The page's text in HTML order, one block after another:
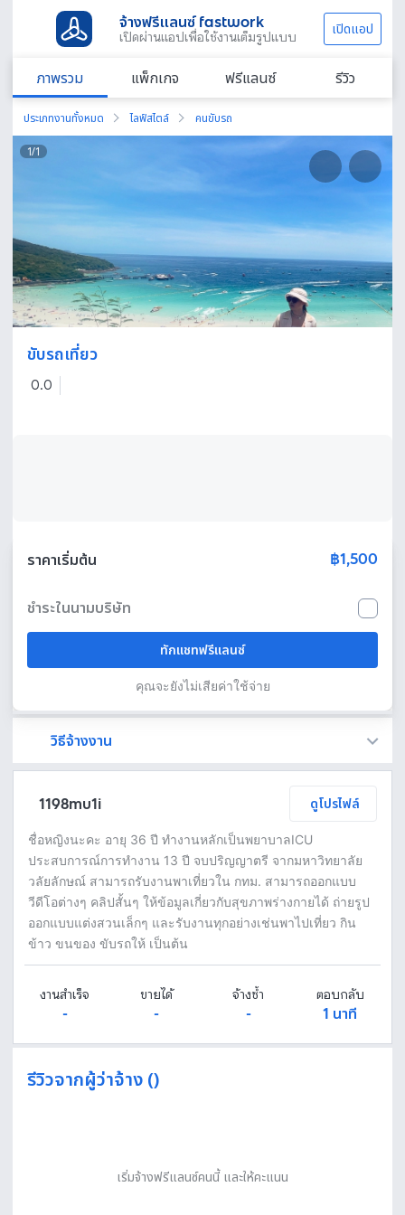
จ้างฟรีแลนซ์ fastwork
เปิดผ่านแอปเพื่อใช้งานเต็มรูปแบบ เปิดแอป
ภาพรวม แพ็กเกจ ฟรีแลนซ์ รีวิว
ประเภทงานทั้งหมด ไลฟ์สไตล์ คนขับรถ
1/1
ขับรถเที่ยว
0.0
ราคาเริ่มต้น ฿1,500
ชำระในนามบริษัท
ทักแชทฟรีแลนซ์
คุณจะยังไม่เสียค่าใช้จ่าย
วิธีจ้างงาน
1198mu1i ดูโปรไฟล์
ชื่อหญิงนะคะ อายุ 36 ปี ทำงานหลักเป็นพยาบาลICU
ประสบการณ์การทำงาน 13 ปี จบปริญญาตรี จากมหาวิทยาลัย
วลัยลักษณ์ สามารถรับงานพาเที่ยวใน กทม. สามารถออกแบบ
วีดีโอต่างๆ คลิปสั้นๆ ให้ข้อมูลเกี่ยวกับสุขภาพร่างกายได้ ถ่ายรูป
ออกแบบแต่งสวนเล็กๆ และรับงานทุกอย่างเช่นพาไปเที่ยว กิน
ข้าว ขนของ ขับรถให้ เป็นต้น
งานสำเร็จ
-
ขายได้
-
จ้างซ้ำ
-
ตอบกลับ
1 นาที
รีวิวจากผู้ว่าจ้าง ()
เริ่มจ้างฟรีแลนซ์คนนี้ และให้คะแนน